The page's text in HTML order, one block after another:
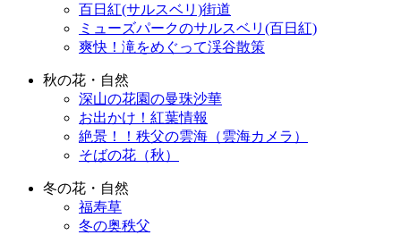
百日紅(サルスベリ)街道
ミューズパークのサルスベリ(百日紅)
爽快！滝をめぐって渓谷散策
秋の花・自然
深山の花園の曼珠沙華
お出かけ！紅葉情報
絶景！！秩父の雲海（雲海カメラ）
そばの花（秋）
冬の花・自然
福寿草
冬の奥秩父